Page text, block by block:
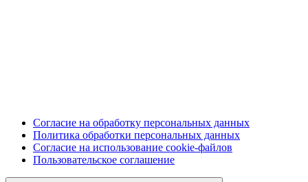
Согласие на обработку персональных данных
Политика обработки персональных данных
Согласие на использование cookie-файлов
Пользовательское соглашение